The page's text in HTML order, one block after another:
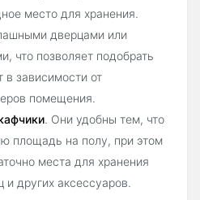
место для хранения.
дверцами или
что позволяет подобрать
в зависимости от
помещения.
. Они удобны тем, что
площадь на полу, при этом
места для хранения
и других аксессуаров.